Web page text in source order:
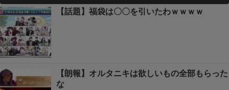
【話題】福袋は〇〇を引いたわｗｗｗｗ
【朗報】オルタニキは欲しいもの全部もらった
な